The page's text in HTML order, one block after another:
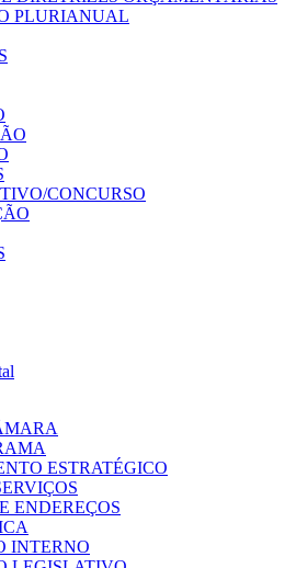
PLURIANUAL
CONCURSO
ESTRATÉGICO
ENDEREÇOS
INTERNO